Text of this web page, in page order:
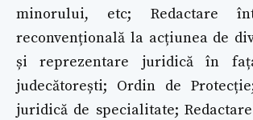
minorului, etc; Redactare
reconvențională la acțiunea de
și reprezentare juridică în
judecătorești; Ordin de
juridică de specialitate;